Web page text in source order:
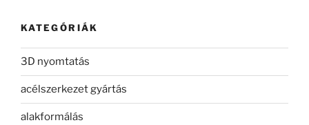
KATEGÓRIÁK
3D nyomtatás
acélszerkezet gyártás
alakformálás